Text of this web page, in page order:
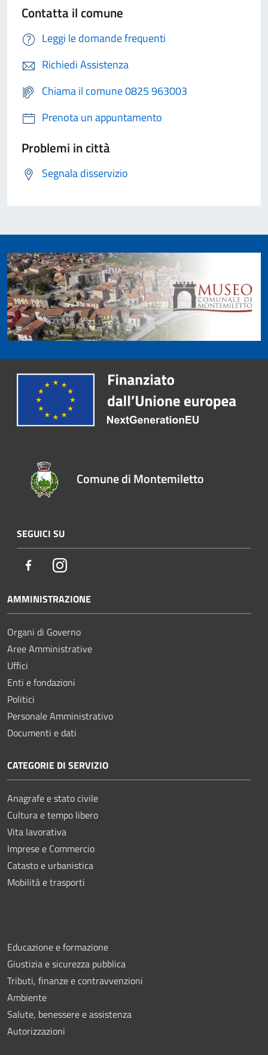
Contatta il comune
Leggi le domande frequenti
Richiedi Assistenza
Chiama il comune 0825 963003
Prenota un appuntamento
Problemi in città
Segnala disservizio
Comune di Montemiletto
SEGUICI SU
FacebookInstagram
AMMINISTRAZIONE
Organi di Governo
Aree Amministrative
Uffici
Enti e fondazioni
Politici
Personale Amministrativo
Documenti e dati
CATEGORIE DI SERVIZIO
Anagrafe e stato civile
Cultura e tempo libero
Vita lavorativa
Imprese e Commercio
Catasto e urbanistica
Mobilità e trasporti
Educazione e formazione
Giustizia e sicurezza pubblica
Tributi, finanze e contravvenzioni
Ambiente
Salute, benessere e assistenza
Autorizzazioni